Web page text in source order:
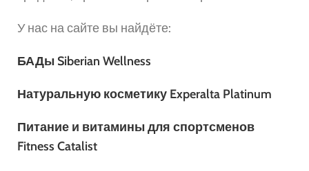
У нас на сайте вы найдёте:
БАДы Siberian Wellness
Натуральную косметику Experalta Platinum
Питание и витамины для спортсменов
Fitness Catalist